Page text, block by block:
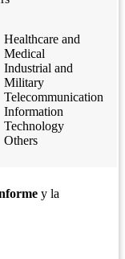
Healthcare and
Medical
Industrial and
Military
Telecommunication
Information
Technology
Others
y la